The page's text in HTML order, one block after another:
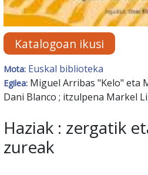
Katalogoan ikusi
Mota: Euskal biblioteka
Egilea: Miguel Arribas "Kelo" eta
Dani Blanco ; itzulpena Markel
Haziak : zergatik
zureak